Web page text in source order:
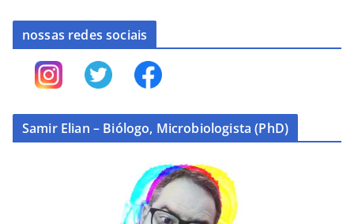
nossas redes sociais
Samir Elian – Biólogo, Microbiologista (PhD)